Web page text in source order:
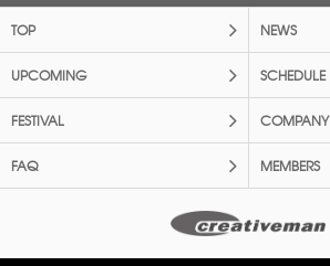
TOP NEWS
UPCOMING SCHEDULE
FESTIVAL COMPANY
FAQ MEMBERS